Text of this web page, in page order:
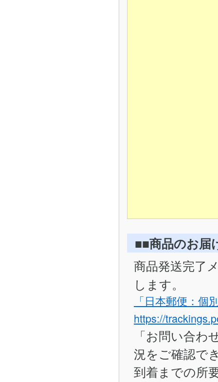
■■商品のお届
商品発送完了
します。
「日本郵便：個
https://
「お問い合
況をご確認で
到着までの所